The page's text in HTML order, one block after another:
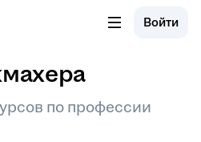
Войти
по профессии